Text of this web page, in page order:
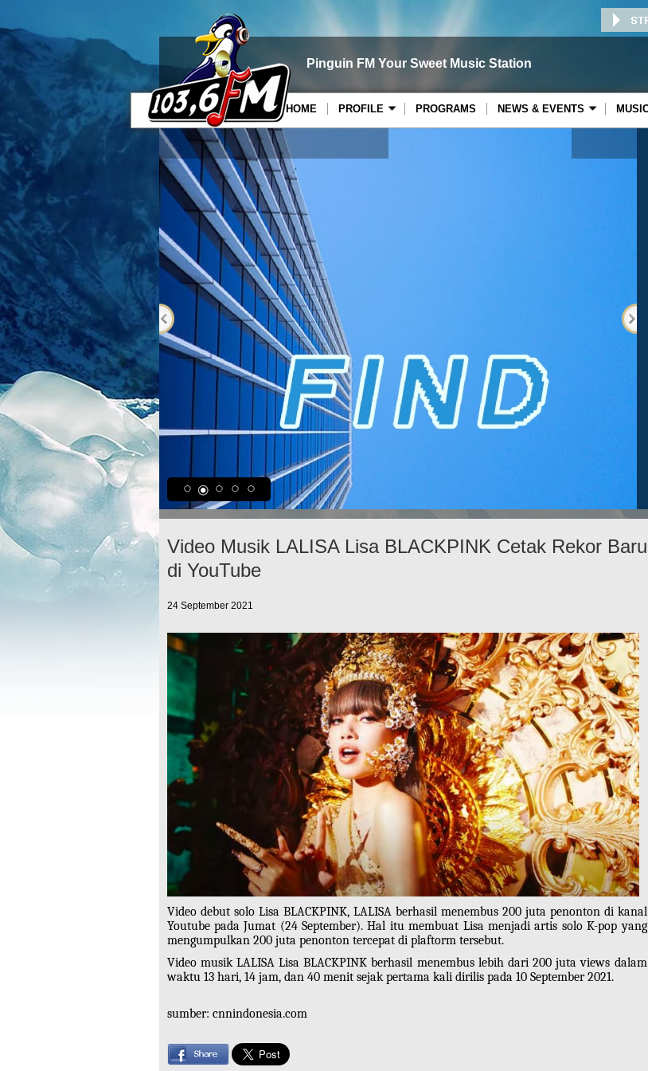
Pinguin FM Your Sweet Music Station
NEWS & EVENTS
PROGRAMS
PROFILE
HOME
Video Musik LALISA Lisa BLACKPINK Cetak Rekor Baru
di YouTube
24 September 2021
Video debut solo Lisa BLACKPINK, LALISA berhasil menembus 200 juta penonton di kanal
Youtube pada Jumat (24 September). Hal itu membuat Lisa menjadi artis solo K-pop yang
mengumpulkan 200 juta penonton tercepat di plaftorm tersebut.
Video musik LALISA Lisa BLACKPINK berhasil menembus lebih dari 200 juta views dalam
waktu 13 hari, 14 jam, dan 40 menit sejak pertama kali dirilis pada 10 September 2021.
sumber: cnnindonesia.com